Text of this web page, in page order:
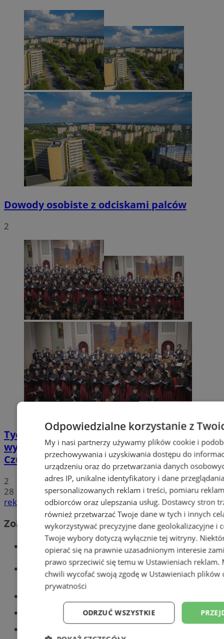
Dowody osobiste z odciskami palców
2
Tychy: Koncert chóralny "Messa di Gloria" –
wyjątkowe wydarzenie muzyczne w
Czułowie
2
28
reklama
Zobacz również
Wiadomości kryminalne w Tychach
Wiadomości lokalne
Tworzenie stron www - Tychy
Odpowiedzialne korzystanie z
My i nasi partnerzy używamy plików cookie i
przechowywania i uzyskiwania dostępu do
urządzeniu oraz do przetwarzania danych
adres IP, unikalne identyfikatory i dane
spersonalizowanych reklam i treści, pomiaru
odbiorców oraz ulepszania usług. Dostawcy stron
również przetwarzać Twoje dane w tych i innych
wykorzystywać precyzyjne dane geolokalizacyjne i
Twoje wybory dotyczą wyłącznie tej witryny.
opierać się na prawnie uzasadnionym interesie
prawo sprzeciwić się temu w Ustawieniach reklam.
chwili wycofać swoją zgodę w Ustawieniach plików
prywatności
ODRZUĆ WSZYSTKIE